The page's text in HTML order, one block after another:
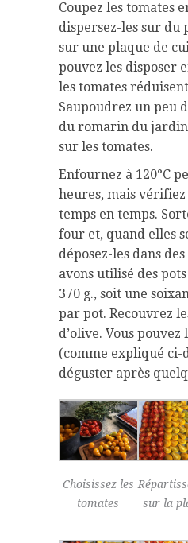
Coupez les tomates
dispersez-les sur du
sur une plaque de
pouvez les disposer
les tomates
Saupoudrez un peu
du romarin du
sur les tomates.
Enfournez à 120°C
heures, mais vérifiez
temps en temps.
four et, quand elles
déposez-les dans
avons utilisé des
370 g., soit une
par pot. Recouvrez
d’olive. Vous
(comme expliqué ci-
déguster après
Choisissez les
tomates
sur la